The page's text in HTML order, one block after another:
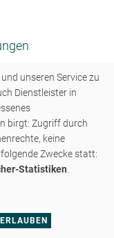
unseren Service zu
Dienstleister in
birgt: Zugriff durch
keine
Zwecke statt:
Statistiken